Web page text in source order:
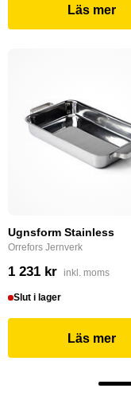
Läs mer
Ugnsform Stainless
Orrefors Jernverk
1 231 kr inkl. moms
Slut i lager
Läs mer